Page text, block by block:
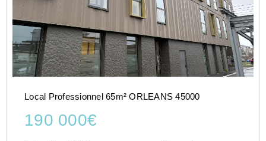
Local Professionnel 65m² ORLEANS 45000
190 000€